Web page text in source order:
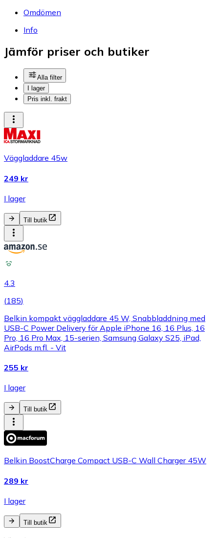
Omdömen
Info
Jämför priser och butiker
Alla filter
I lager
Pris inkl. frakt
Väggladdare 45w
249 kr
I lager
Till butik
4.3
(185)
Belkin kompakt väggladdare 45 W, Snabbladdning med
USB-C Power Delivery för Apple iPhone 16, 16 Plus, 16
Pro, 16 Pro Max, 15-serien, Samsung Galaxy S25, iPad,
AirPods m.fl. - Vit
255 kr
I lager
Till butik
Belkin BoostCharge Compact USB-C Wall Charger 45W
289 kr
I lager
Till butik